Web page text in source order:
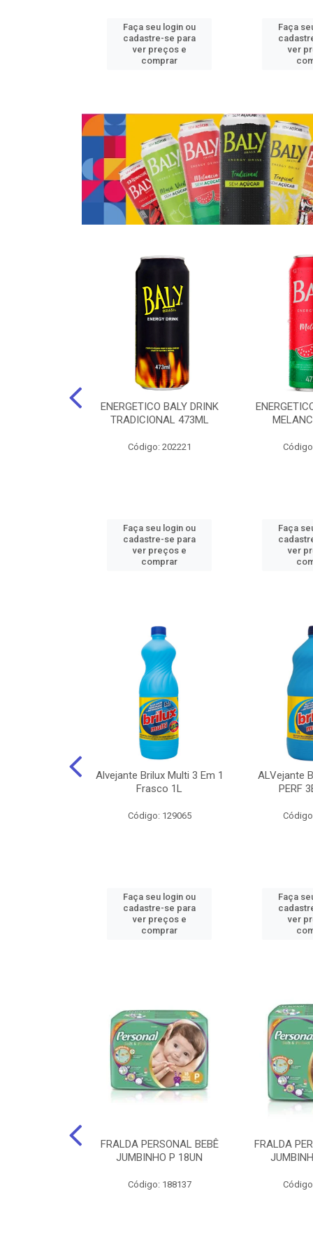
Faça seu login ou
cadastre-se para
ver preços e
comprar
Faça
ver
ENERGETICO BALY DRINK
TRADICIONAL 473ML
Código: 202221
Faça seu login ou
cadastre-se para
ver preços e
comprar
Faça
ver
Alvejante Brilux Multi 3 Em 1
Frasco 1L
Código: 129065
Faça seu login ou
cadastre-se para
ver preços e
comprar
ALVejante
PERF
Faça
ver
FRALDA PERSONAL BEBÊ
JUMBINHO P 18UN
Código: 188137
FRALDA